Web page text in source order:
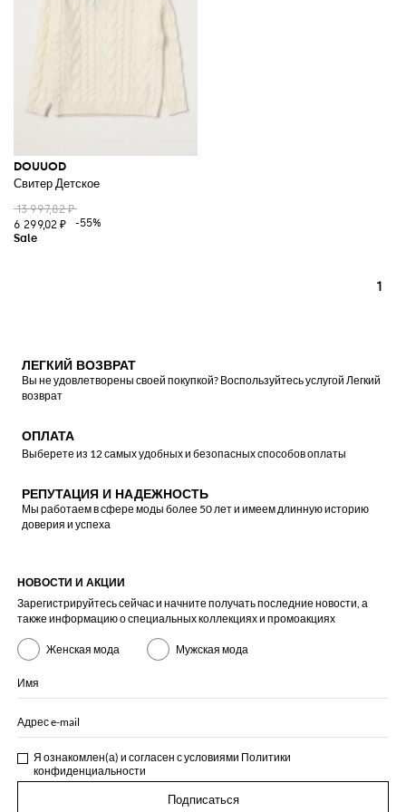
DOUUOD
Свитер Детское
13 997,82 ₽
6 299,02 ₽
-55%
1
ЛЕГКИЙ ВОЗВРАТ
Вы не удовлетворены своей покупкой? Воспользуйтесь услугой Легкий
возврат
ОПЛАТА
Выберете из 12 самых удобных и безопасных способов оплаты
РЕПУТАЦИЯ И НАДЕЖНОСТЬ
Мы работаем в сфере моды более 50 лет и имеем длинную историю
доверия и успеха
НОВОСТИ И АКЦИИ
Зарегистрируйтесь сейчас и начните получать последние новости, а
также информацию о специальных коллекциях и промоакциях
Женская мода Мужская мода
Имя
Адрес e-mail
Я ознакомлен(а) и согласен с условиями Политики
конфиденциальности
Подписаться